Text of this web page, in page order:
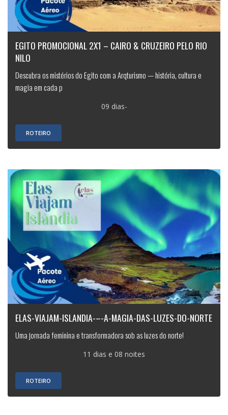
EGITO PROMOCIONAL 2X1 – CAIRO & CRUZEIRO PELO RIO
NILO
Descubra os mistérios do Egito com a Arqturismo — história, cultura e
magia em cada p
09 dias-
ROTEIRO
ELAS-VIAJAM-ISLANDIA-–-A-MAGIA-DAS-LUZES-DO-NORTE
Uma jornada feminina e transformadora sob as luzes do norte!
11 dias e 08 noites
ROTEIRO